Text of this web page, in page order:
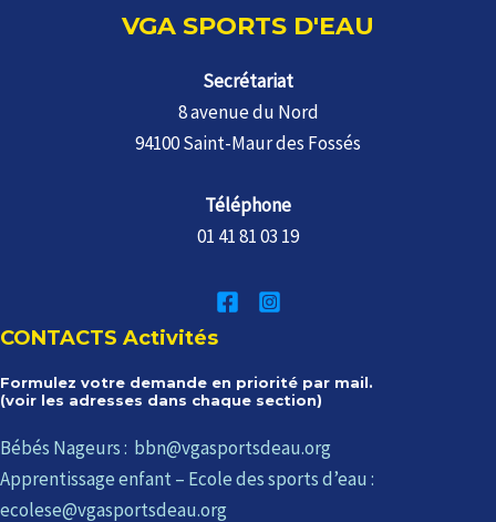
VGA SPORTS D'EAU
Secrétariat
8 avenue du Nord
94100 Saint-Maur des Fossés
Téléphone
01 41 81 03 19
CONTACTS Activités
Formulez votre demande en priorité par mail.
(voir les adresses dans chaque section)
Bébés Nageurs : bbn@vgasportsdeau.org
Apprentissage enfant – Ecole des sports d’eau :
ecolese@vgasportsdeau.org